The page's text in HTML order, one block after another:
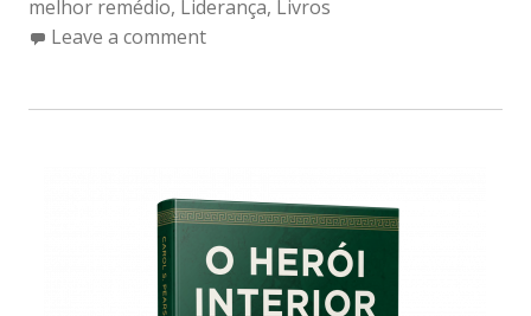
melhor remédio, Liderança, Livros
Leave a comment